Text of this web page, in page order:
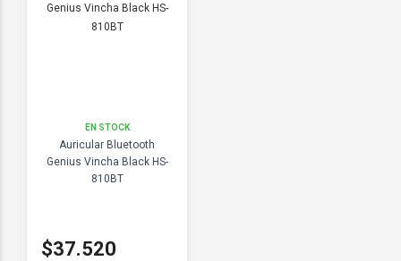
EN STOCK
Auricular Bluetooth
Genius Vincha Black HS-
810BT
$37.520